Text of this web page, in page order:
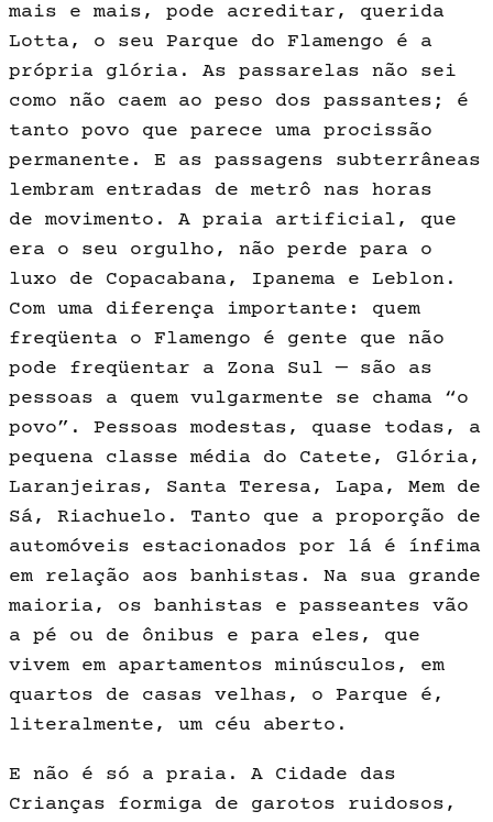
mais e mais, pode acreditar, querida
Lotta, o seu Parque do Flamen­go é a
própria glória. As passarelas não sei
como não caem ao peso dos passantes; é
tanto povo que parece uma procissão
permanente. E as pas­sagens subterrâneas
lembram entradas de metrô nas horas
de movimento. A praia artificial, que
era o seu orgulho, não perde para o
luxo de Copacabana, Ipanema e Leblon.
Com uma diferença importante: quem
freqüenta o Flamen­go é gente que não
pode freqüentar a Zona Sul — são as
pessoas a quem vulgarmente se chama “o
povo”. Pes­soas modestas, quase todas, a
peque­na classe média do Catete, Glória,
La­ranjeiras, Santa Teresa, Lapa, Mem de
Sá, Riachuelo. Tanto que a proporção de
automóveis estacionados por lá é ínfima
em relação aos banhistas. Na sua grande
maioria, os banhistas e passeantes vão
a pé ou de ônibus e para eles, que
vivem em apartamentos minúsculos, em
quartos de casas velhas, o Parque é,
literalmente, um céu aberto.
E não é só a praia. A Cidade das
Crianças formiga de garotos ruidosos,